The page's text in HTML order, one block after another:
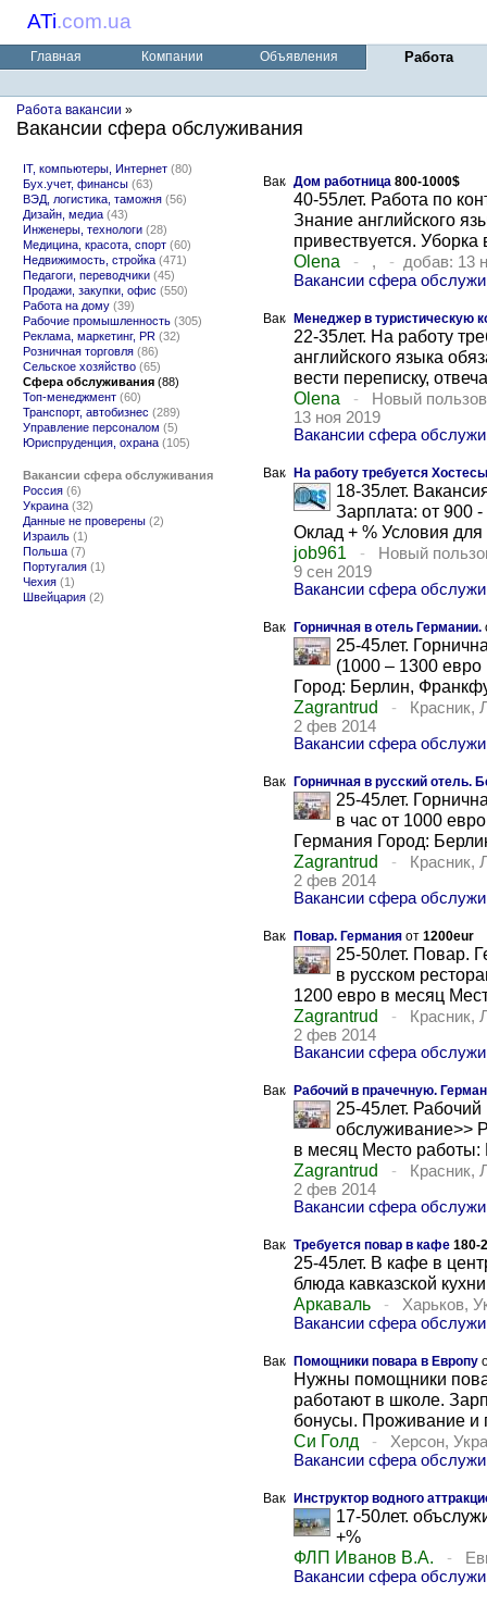
ATi.com.ua
Главная Компании Объявления Работа
Работа вакансии »
Вакансии сфера обслуживания
IT, компьютеры, Интернет (80)
Бух.учет, финансы (63)
ВЭД, логистика, таможня (56)
Дизайн, медиа (43)
Инженеры, технологи (28)
Медицина, красота, спорт (60)
Недвижимость, стройка (471)
Педагоги, переводчики (45)
Продажи, закупки, офис (550)
Работа на дому (39)
Рабочие промышленность (305)
Реклама, маркетинг, PR (32)
Розничная торговля (86)
Сельское хозяйство (65)
Сфера обслуживания (88)
Топ-менеджмент (60)
Транспорт, автобизнес (289)
Управление персоналом (5)
Юриспруденция, охрана (105)
Вакансии сфера обслуживания
Россия (6)
Украина (32)
Данные не проверены (2)
Израиль (1)
Польша (7)
Португалия (1)
Чехия (1)
Швейцария (2)
Дом работница 800-1000$
40-55лет. Работа по
Знание английского
привествуется. Уборка
Olena - , - добав: 13
Вакансии сфера
Менеджер в туристическую
22-35лет. На работу
английского языка
вести переписку,
Olena -
Новый
13 ноя 2019
Вакансии сфера
На работу требуется Хостесы
18-35лет.
Зарплата: от 900
Оклад + % Условия для
job961 -
Новый
9 сен 2019
Вакансии сфера
Горничная в отель Германии.
25-45лет.
(1000 – 1300
Город: Берлин,
Zagrantrud -
Красник,
2 фев 2014
Вакансии сфера
Горничная в русский отель.
25-45лет.
в час от 1000
Германия Город:
Zagrantrud -
Красник,
2 фев 2014
Вакансии сфера
Повар. Германия от 1200eur
25-50лет. Повар.
в русском
1200 евро в месяц
Zagrantrud -
Красник,
2 фев 2014
Вакансии сфера
Рабочий в прачечную.
25-45лет.
обслуживание>>
в месяц Место работы:
Zagrantrud -
Красник,
2 фев 2014
Вакансии сфера
Требуется повар в кафе 180-
25-45лет. В кафе в
блюда кавказской
Аркаваль - Харьков,
Вакансии сфера
Помощники повара в Европу
Нyжны помощники
работают в школе.
бонусы. Проживание и
Си Голд - Херсон,
Вакансии сфера
Инструктор водного
17-50лет.
+%
ФЛП Иванов В.А. -
Вакансии сфера